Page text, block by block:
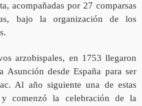
acompañadas por 27 comparsas
bajo la organización de los
arzobispales, en 1753 llegaron
desde España para ser
Al año siguiente una de estas
comenzó la celebración de la